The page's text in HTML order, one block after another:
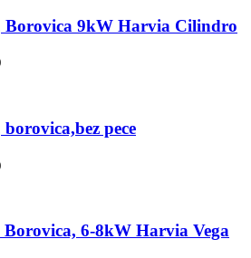
Borovica 9kW Harvia Cilindro
pece
Borovica, 6-8kW Harvia Vega